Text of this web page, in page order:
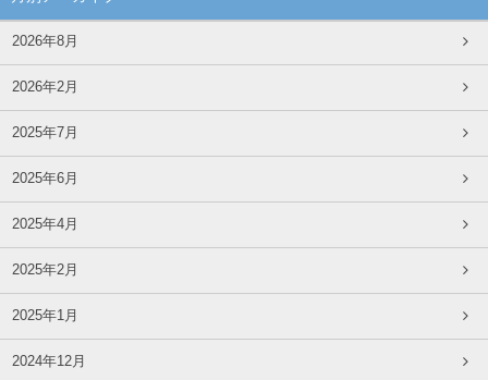
2026年8月
2026年2月
2025年7月
2025年6月
2025年4月
2025年2月
2025年1月
2024年12月